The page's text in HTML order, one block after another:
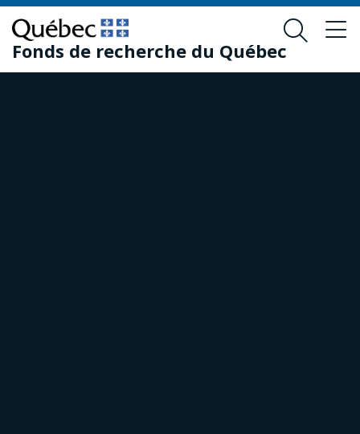
Passer
au
contenu
principal
Passer
au
pied
de
Fonds de recherche du Québec